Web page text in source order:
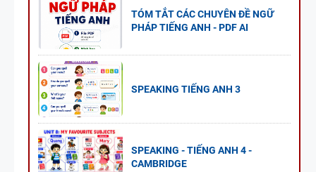
TÓM TẮT CÁC CHUYÊN ĐỀ NGỮ
PHÁP TIẾNG ANH - PDF AI
SPEAKING TIẾNG ANH 3
SPEAKING - TIẾNG ANH 4 -
CAMBRIDGE